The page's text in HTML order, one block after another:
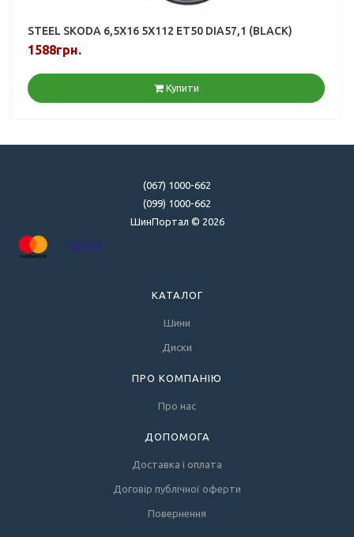
STEEL SKODA 6,5X16 5X112 ET50 DIA57,1 (BLACK)
1588грн.
Купити
(067) 1000-662
(099) 1000-662
ШинПортал © 2026
КАТАЛОГ
Шини
Диски
ПРО КОМПАНІЮ
Про нас
ДОПОМОГА
Доставка і оплата
Договір публічної оферти
Повернення